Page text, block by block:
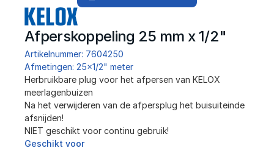
Afperskoppeling 25 mm x 1/2"
Artikelnummer: 7604250
Afmetingen: 25x1/2" meter
Herbruikbare plug voor het afpersen van KELOX
meerlagenbuizen
Na het verwijderen van de afpersplug het buisuiteinde
afsnijden!
NIET geschikt voor continu gebruik!
Geschikt voor